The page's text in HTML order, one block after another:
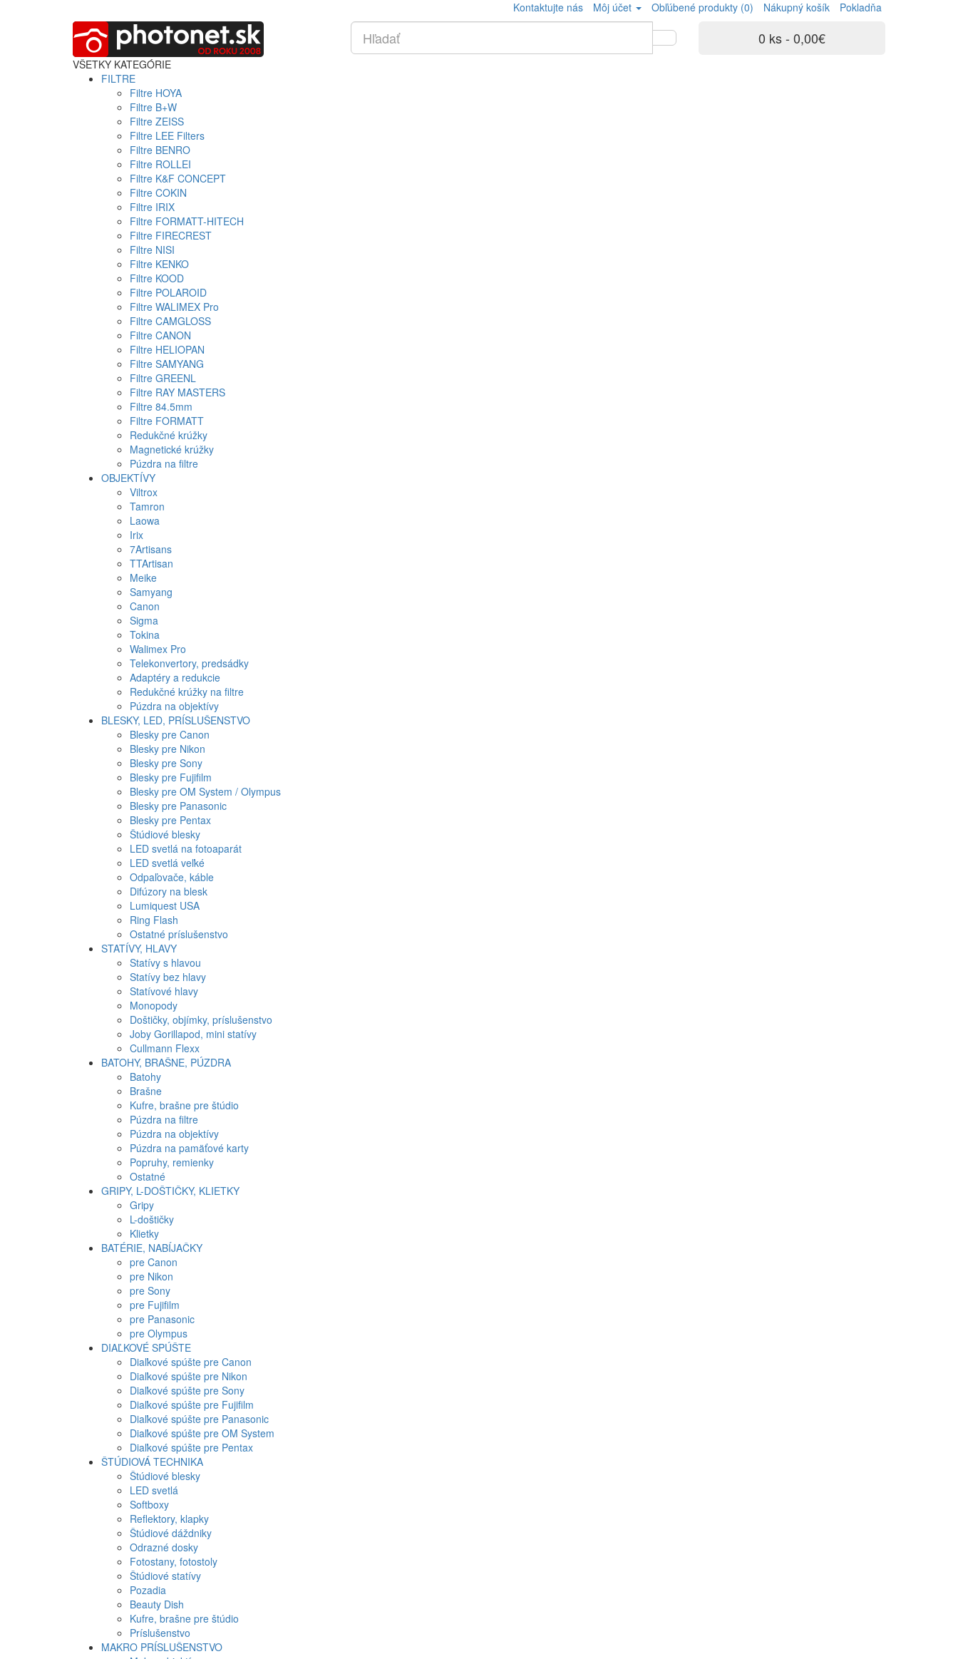
Kontaktujte nás Môj účet Obľúbené produkty (0) Nákupný košík Pokladňa
0 ks - 0,00€
VŠETKY KATEGÓRIE
FILTRE
Filtre HOYA
Filtre B+W
Filtre ZEISS
Filtre LEE Filters
Filtre BENRO
Filtre ROLLEI
Filtre K&F CONCEPT
Filtre COKIN
Filtre IRIX
Filtre FORMATT-HITECH
Filtre FIRECREST
Filtre NISI
Filtre KENKO
Filtre KOOD
Filtre POLAROID
Filtre WALIMEX Pro
Filtre CAMGLOSS
Filtre CANON
Filtre HELIOPAN
Filtre SAMYANG
Filtre GREENL
Filtre RAY MASTERS
Filtre 84.5mm
Filtre FORMATT
Redukčné krúžky
Magnetické krúžky
Púzdra na filtre
OBJEKTÍVY
Viltrox
Tamron
Laowa
Irix
7Artisans
TTArtisan
Meike
Samyang
Canon
Sigma
Tokina
Walimex Pro
Telekonvertory, predsádky
Adaptéry a redukcie
Redukčné krúžky na filtre
Púzdra na objektívy
BLESKY, LED, PRÍSLUŠENSTVO
Blesky pre Canon
Blesky pre Nikon
Blesky pre Sony
Blesky pre Fujifilm
Blesky pre OM System / Olympus
Blesky pre Panasonic
Blesky pre Pentax
Štúdiové blesky
LED svetlá na fotoaparát
LED svetlá veľké
Odpaľovače, káble
Difúzory na blesk
Lumiquest USA
Ring Flash
Ostatné príslušenstvo
STATÍVY, HLAVY
Statívy s hlavou
Statívy bez hlavy
Statívové hlavy
Monopody
Doštičky, objímky, príslušenstvo
Joby Gorillapod, mini statívy
Cullmann Flexx
BATOHY, BRAŠNE, PÚZDRA
Batohy
Brašne
Kufre, brašne pre štúdio
Púzdra na filtre
Púzdra na objektívy
Púzdra na pamäťové karty
Popruhy, remienky
Ostatné
GRIPY, L-DOŠTIČKY, KLIETKY
Gripy
L-doštičky
Klietky
BATÉRIE, NABÍJAČKY
pre Canon
pre Nikon
pre Sony
pre Fujifilm
pre Panasonic
pre Olympus
DIAĽKOVÉ SPÚŠTE
Diaľkové spúšte pre Canon
Diaľkové spúšte pre Nikon
Diaľkové spúšte pre Sony
Diaľkové spúšte pre Fujifilm
Diaľkové spúšte pre Panasonic
Diaľkové spúšte pre OM System
Diaľkové spúšte pre Pentax
ŠTÚDIOVÁ TECHNIKA
Štúdiové blesky
LED svetlá
Softboxy
Reflektory, klapky
Štúdiové dáždniky
Odrazné dosky
Fotostany, fotostoly
Štúdiové statívy
Pozadia
Beauty Dish
Kufre, brašne pre štúdio
Príslušenstvo
MAKRO PRÍSLUŠENSTVO